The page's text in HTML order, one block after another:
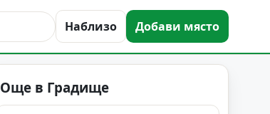
Наблизо Добави място
Още в Градище